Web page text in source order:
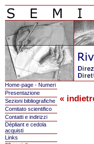
Home-page - Numeri
Presentazione
Sezioni bibliografiche
Comitato scientifico
Contatti e indirizzi
Dépliant e cedola
acquisti
Links
«